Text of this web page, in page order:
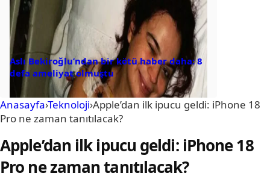
Aslı Bekiroğlu’ndan bir kötü haber daha: 8
defa ameliyat olmuştu
Anasayfa›Teknoloji›Apple’dan ilk ipucu geldi: iPhone 18
Pro ne zaman tanıtılacak?
Apple’dan ilk ipucu geldi: iPhone 18
Pro ne zaman tanıtılacak?